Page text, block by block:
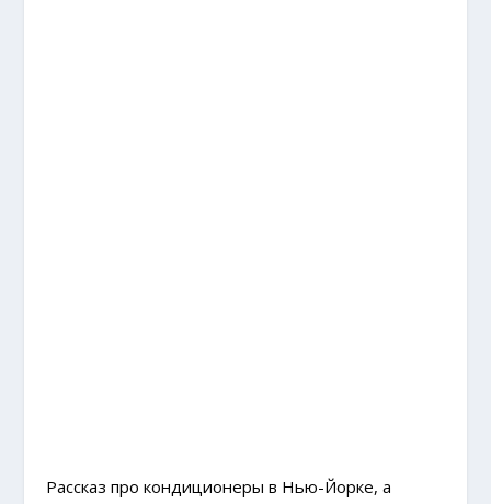
Рассказ про кондиционеры в Нью-Йорке, а